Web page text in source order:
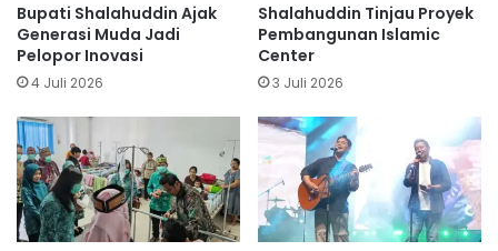
Bupati Shalahuddin Ajak
Generasi Muda Jadi
Pelopor Inovasi
4 Juli 2026
Shalahuddin Tinjau Proyek
Pembangunan Islamic
Center
3 Juli 2026